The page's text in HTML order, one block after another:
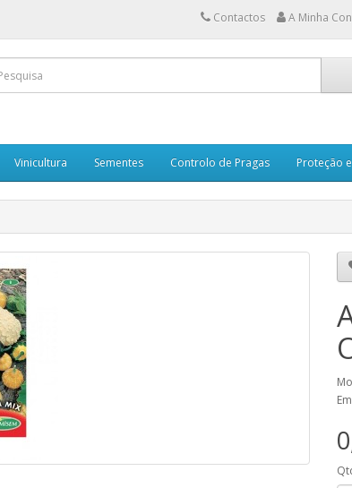
Contactos A Minha
Vinicultura Sementes Controlo de Pragas Proteção